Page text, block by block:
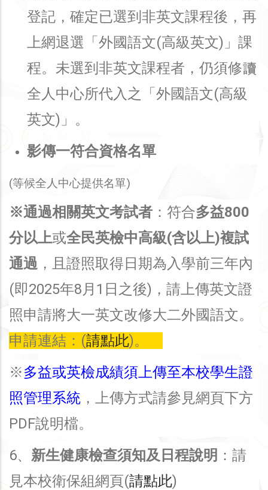
登記，確定已選到非英文課程後，再
上網退選「外國語文(高級英文)」課
程。未選到非英文課程者，仍須修讀
全人中心所代入之「外國語文(高級
英文)」。
影傳一符合資格名單
(等候全人中心提供名單)
※通過相關英文考試者 ：符合多益800
分以上或全民英檢中高級(含以上)複試
通過，且證照取得日期為入學前三年內
(即2025年8月1日之後)，請上傳英文證
照申請將大一英文改修大二外國語文。
申請連結：(請點此)。
※多益或英檢成績須上傳至本校學生證
照管理系統 ，上傳方式請參見網頁下方
PDF說明檔。
6、 新生健康檢查須知及日程說明 ：請
見本校衛保組網頁(請點此)